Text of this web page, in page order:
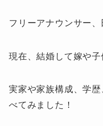
フリーアナウンサー、
現在、結婚して嫁や
実家や家族構成、学
べてみました！